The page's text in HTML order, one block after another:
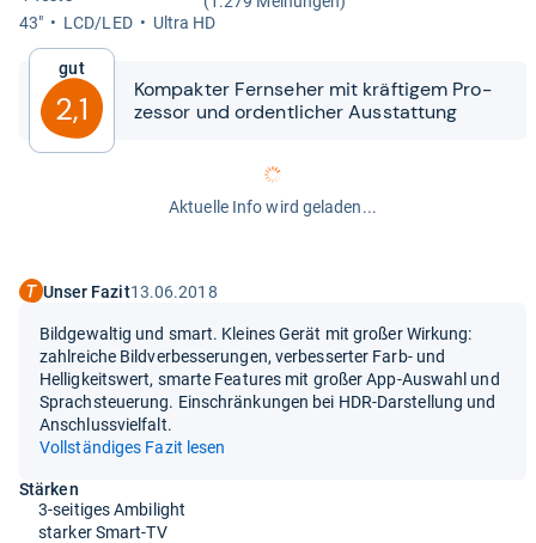
43"
LCD/LED Ultra HD
Gut
2,1
Kom­pak­ter Fern­se­her mit kräf­ti­gem Pro­
zes­sor und ordent­li­cher Aus­stat­tung
Aktuelle Info wird geladen...
Unser Fazit13.06.2018
Bildgewaltig und smart. Kleines Gerät mit großer Wirkung:
zahlreiche Bildverbesserungen, verbesserter Farb- und
Helligkeitswert, smarte Features mit großer App-Auswahl und
Sprachsteuerung. Einschränkungen bei HDR-Darstellung und
Anschlussvielfalt.
Vollständiges Fazit lesen
Stärken
3-seitiges Ambilight
starker Smart-TV